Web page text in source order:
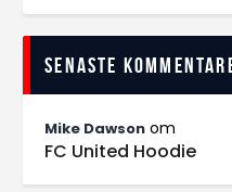
Senaste
Mike Dawson om
FC United Hoodie